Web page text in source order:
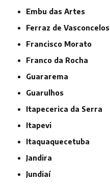
Embu das Artes
Ferraz de Vasconcelos
Francisco Morato
Franco da Rocha
Guararema
Guarulhos
Itapecerica da Serra
Itapevi
Itaquaquecetuba
Jandira
Jundiaí